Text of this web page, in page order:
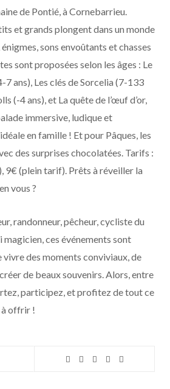
de Pontié, à Cornebarrieu.
et grands plongent dans un monde
sons envoûtants et chasses
sont proposées selon les âges : Le
7 ans), Les clés de Sorcelia (7-133
(-4 ans), et La quête de l’œuf d’or,
immersive, ludique et
en famille ! Et pour Pâques, les
des surprises chocolatées. Tarifs :
9€ (plein tarif). Prêts à réveiller la
vous ?
randonneur, pêcheur, cycliste du
ces événements sont
vivre des moments conviviaux, de
de beaux souvenirs. Alors, entre
participez, et profitez de tout ce
offrir !